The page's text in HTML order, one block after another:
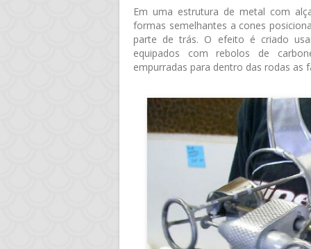
Em uma estrutura de metal com
formas semelhantes a cones
parte de trás. O efeito é criado
equipados com rebolos de
empurradas para dentro das rodas as